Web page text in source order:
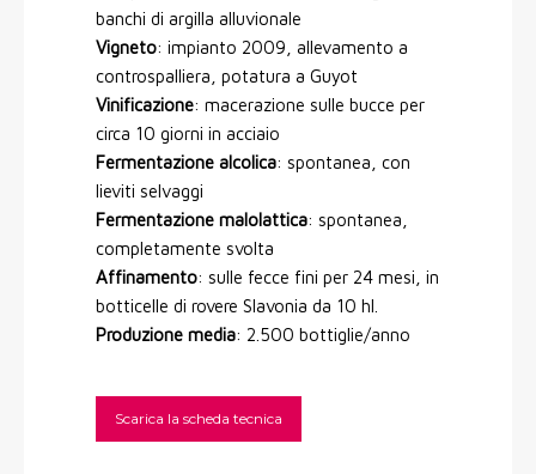
banchi di argilla alluvionale
Vigneto: impianto 2009, allevamento a
controspalliera, potatura a Guyot
Vinificazione: macerazione sulle bucce per
circa 10 giorni in acciaio
Fermentazione alcolica: spontanea, con
lieviti selvaggi
Fermentazione malolattica: spontanea,
completamente svolta
Affinamento: sulle fecce fini per 24 mesi, in
botticelle di rovere Slavonia da 10 hl.
Produzione media: 2.500 bottiglie/anno
Scarica la scheda tecnica